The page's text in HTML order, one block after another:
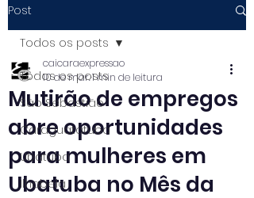
Post
Todos os posts
São Sebastião
Caraguatatuba
Ubatuba
Ilhabela
Todos os posts
Mutirão de empregos
abre oportunidades
para mulheres em
Ubatuba no Mês da
caicaraexpressao
10 de mar.1 min de leitura